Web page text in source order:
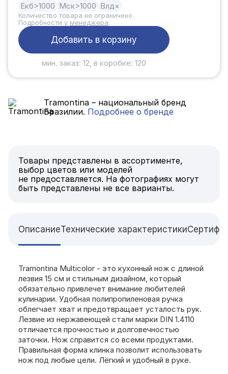
Екб>1000 Мск>1000 Влд ×
Количество товара не ограничено.
Подробности у менеджера.
Добавить в корзину
мин. заказ: 12, в коробке: 120
Tramontina – национальный бренд
Бразилии. Подробнее о бренде
Товары представлены в ассортименте,
выбор цветов или моделей
не предоставляется. На фотографиях могут
быть представлены не все варианты.
ОписаниеТехнические характеристики
Tramontina Multicolor - это кухонный нож с длиной
лезвия 15 см и стильным дизайном, который
обязательно привлечет внимание любителей
кулинарии. Удобная полипропиленовая ручка
облегчает хват и предотвращает усталость рук.
Лезвие из нержавеющей стали марки DIN 1.4110
отличается прочностью и долговечностью
заточки. Нож справится со всеми продуктами.
Правильная форма клинка позволит использовать
нож под любые цели. Лёгкий и удобный в руке.